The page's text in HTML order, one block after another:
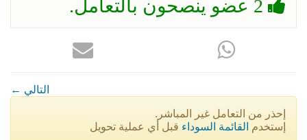
← التالي
إحذر من التعامل غير المباشر.
إستخدم القائمة السوداء قبل أي عملية تحويل